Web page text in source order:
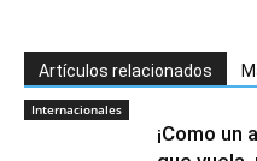
Artículos relacionados
Internacionales
¡Como un